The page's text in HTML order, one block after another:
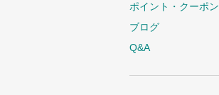
ポイント・クーポン
ブログ
Q&A